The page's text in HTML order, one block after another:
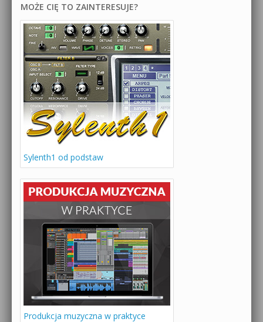
MOŻE CIĘ TO ZAINTERESUJE?
Sylenth1 od podstaw
Produkcja muzyczna w praktyce